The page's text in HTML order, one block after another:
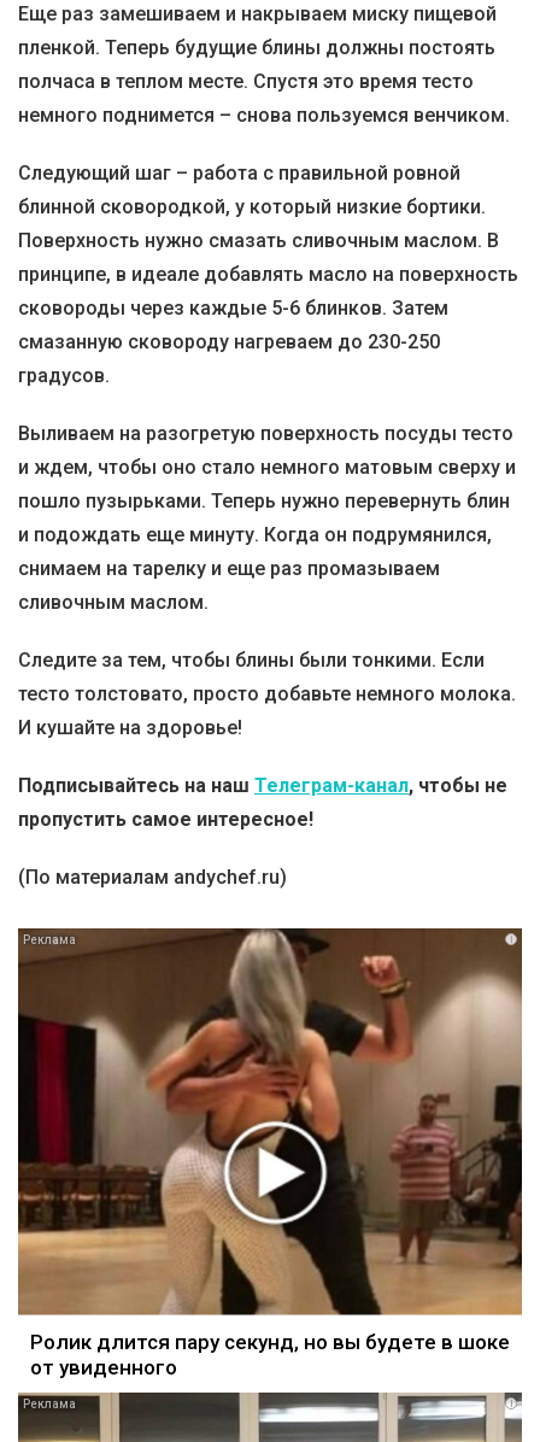
Еще раз замешиваем и накрываем миску пищевой
пленкой. Теперь будущие блины должны постоять
полчаса в теплом месте. Спустя это время тесто
немного поднимется – снова пользуемся венчиком.
Следующий шаг – работа с правильной ровной
блинной сковородкой, у который низкие бортики.
Поверхность нужно смазать сливочным маслом. В
принципе, в идеале добавлять масло на поверхность
сковороды через каждые 5-6 блинков. Затем
смазанную сковороду нагреваем до 230-250
градусов.
Выливаем на разогретую поверхность посуды тесто
и ждем, чтобы оно стало немного матовым сверху и
пошло пузырьками. Теперь нужно перевернуть блин
и подождать еще минуту. Когда он подрумянился,
снимаем на тарелку и еще раз промазываем
сливочным маслом.
Следите за тем, чтобы блины были тонкими. Если
тесто толстовато, просто добавьте немного молока.
И кушайте на здоровье!
Подписывайтесь на наш Телеграм-канал, чтобы не
пропустить самое интересное!
(По материалам andychef.ru)
i
Ролик длится пару секунд, но вы будете в шоке
от увиденного
i